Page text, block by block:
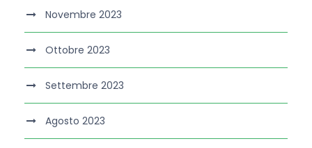
Novembre 2023
Ottobre 2023
Settembre 2023
Agosto 2023